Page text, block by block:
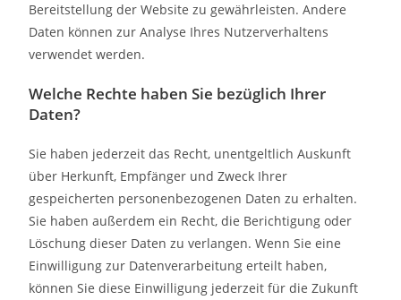
Bereitstellung der Website zu gewährleisten. Andere
Daten können zur Analyse Ihres Nutzerverhaltens
verwendet werden.
Welche Rechte haben Sie bezüglich Ihrer
Daten?
Sie haben jederzeit das Recht, unentgeltlich Auskunft
über Herkunft, Empfänger und Zweck Ihrer
gespeicherten personenbezogenen Daten zu erhalten.
Sie haben außerdem ein Recht, die Berichtigung oder
Löschung dieser Daten zu verlangen. Wenn Sie eine
Einwilligung zur Datenverarbeitung erteilt haben,
können Sie diese Einwilligung jederzeit für die Zukunft